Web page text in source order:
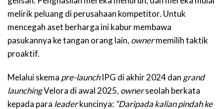
melirik peluang di perusahaan kompetitor. Untuk
mencegah aset berharga ini kabur membawa
pasukannya ke tangan orang lain, ownermemilih taktik
proaktif.
Melalui skema pre-launchIPG di akhir 2024 dan grand
launchingVelora di awal 2025, ownerseolah berkata
kepada para leaderkuncinya: “Daripada kalian pindah ke